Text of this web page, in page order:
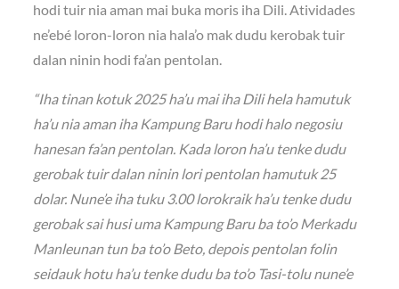
hodi tuir nia aman mai buka moris iha Dili. Atividades
ne’ebé loron-loron nia hala’o mak dudu kerobak tuir
dalan ninin hodi fa’an pentolan.
“Iha tinan kotuk 2025 ha’u mai iha Dili hela hamutuk
ha’u nia aman iha Kampung Baru hodi halo negosiu
hanesan fa’an pentolan. Kada loron ha’u tenke dudu
gerobak tuir dalan ninin lori pentolan hamutuk 25
dolar. Nune’e iha tuku 3.00 lorokraik ha’u tenke dudu
gerobak sai husi uma Kampung Baru ba to’o Merkadu
Manleunan tun ba to’o Beto, depois pentolan folin
seidauk hotu ha’u tenke dudu ba to’o Tasi-tolu nune’e